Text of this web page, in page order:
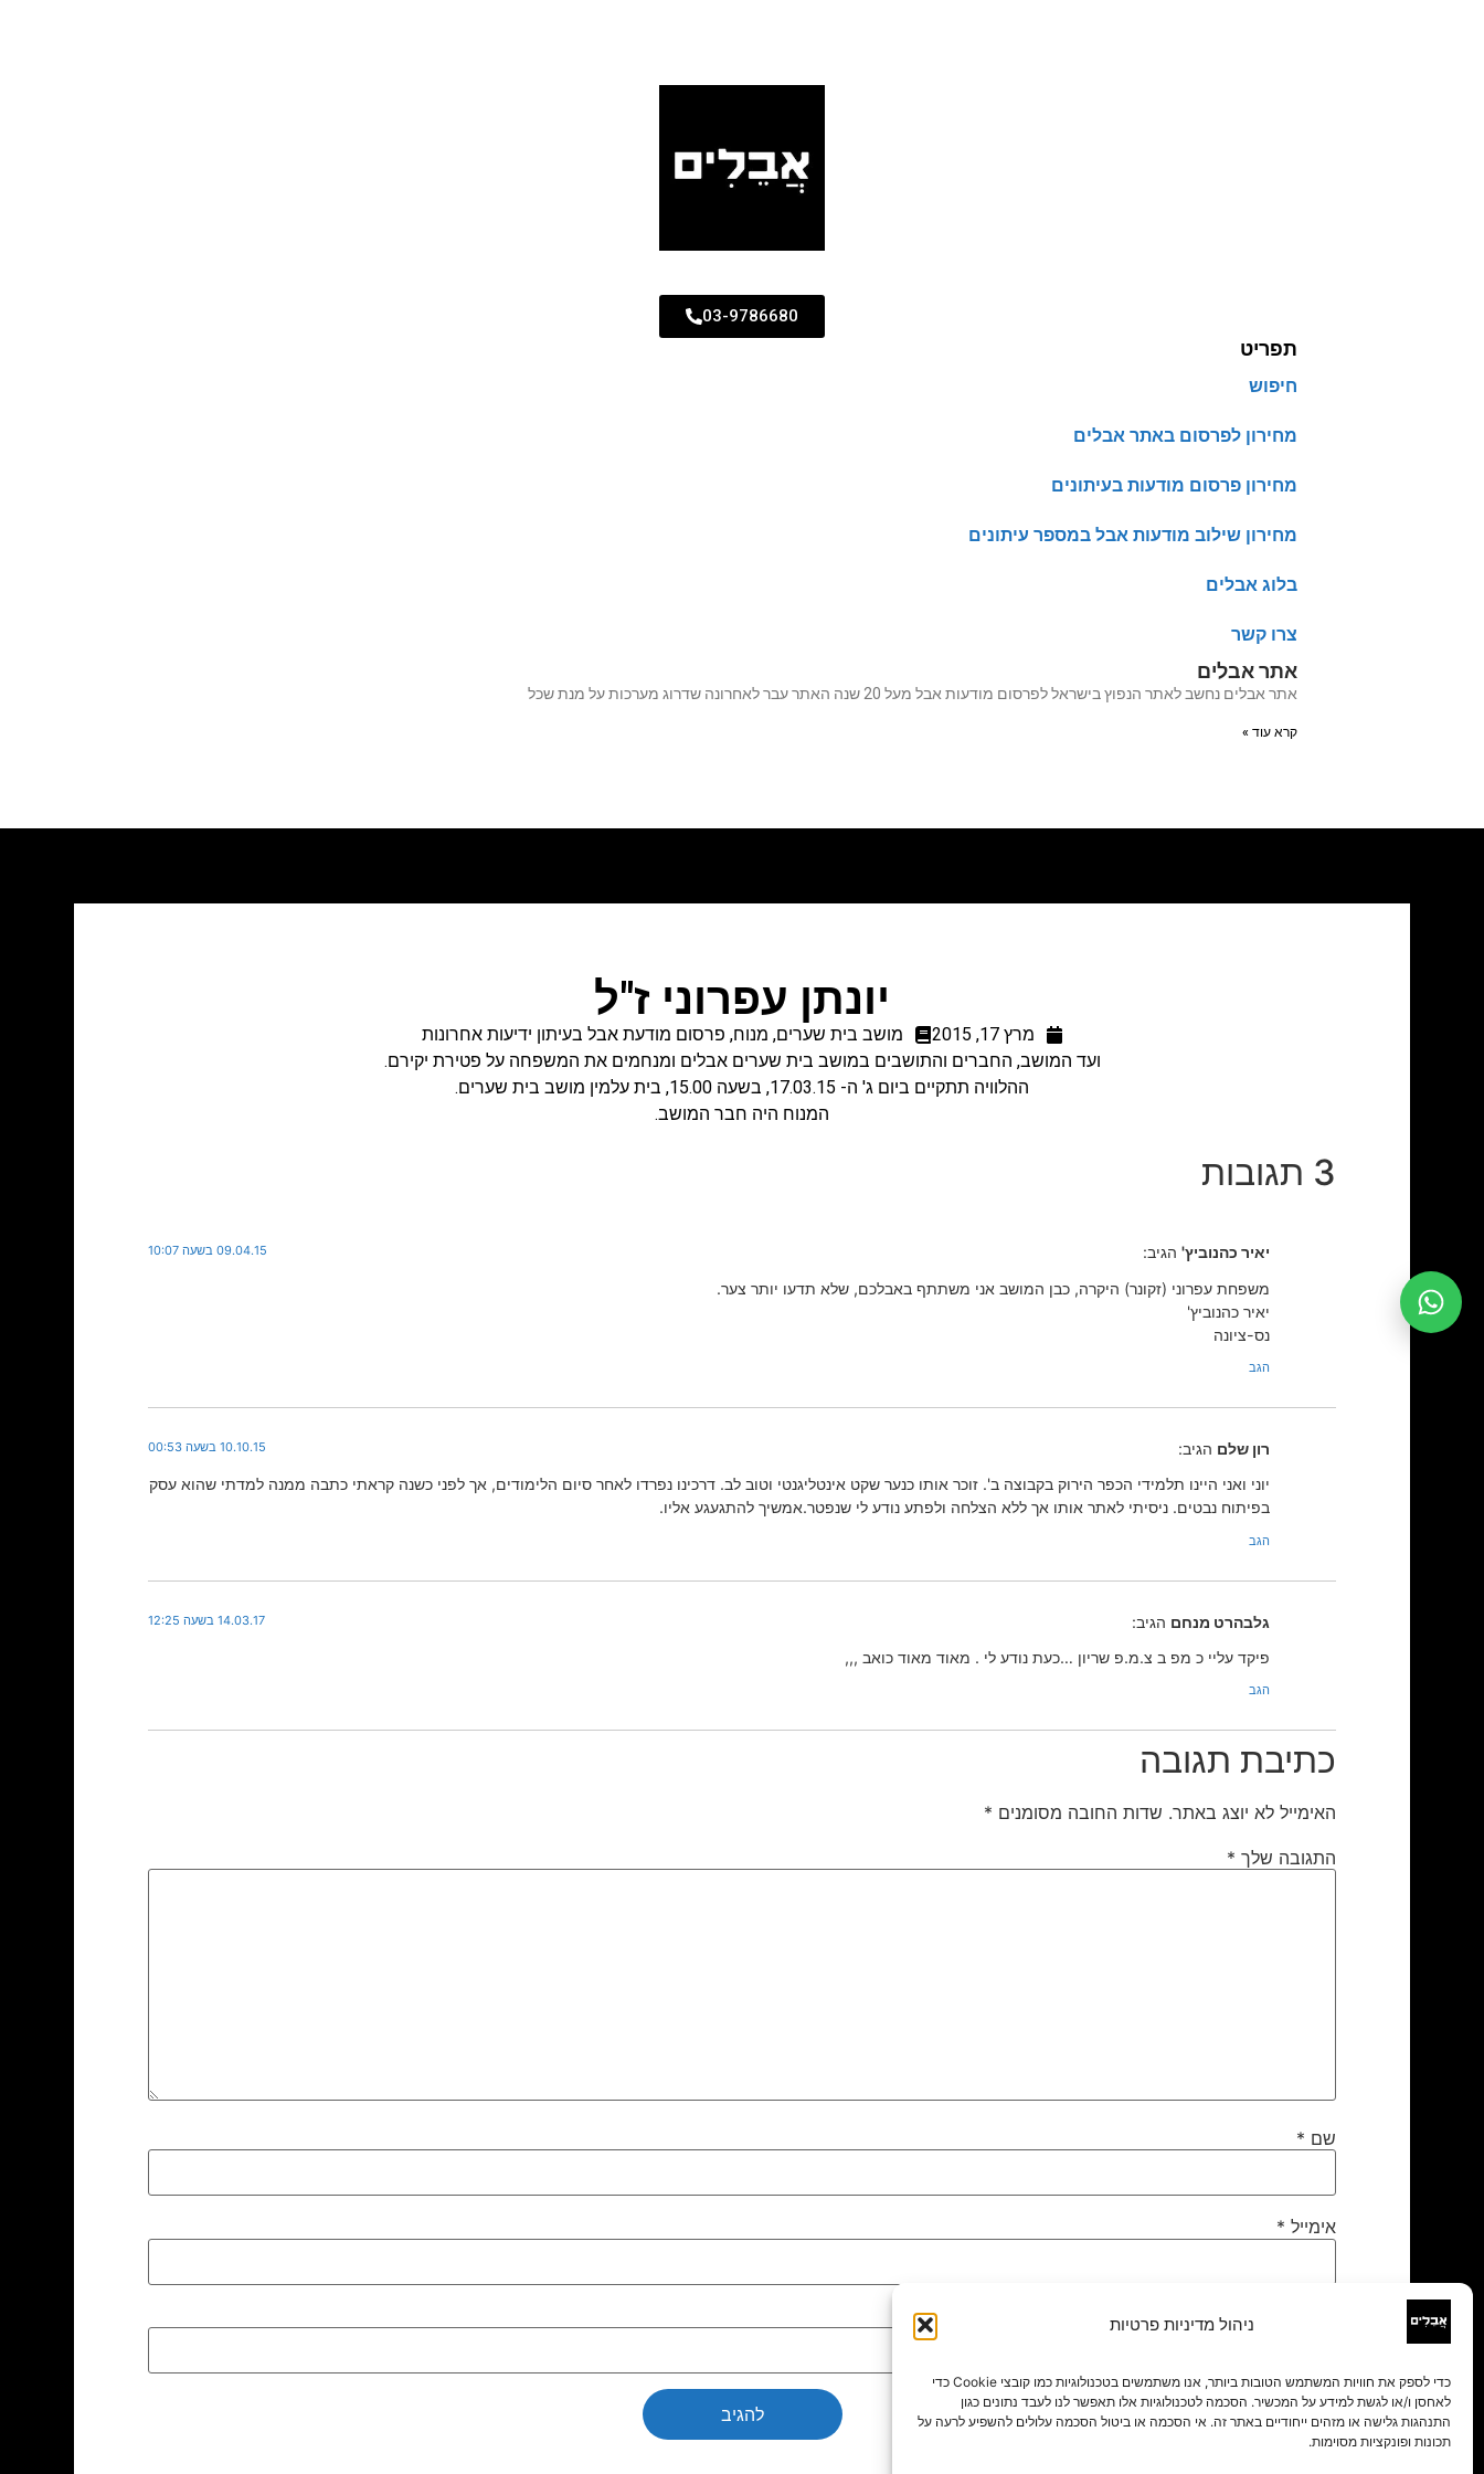
ניהול מדיניות פרטיות
כדי לספק את חוויות המשתמש הטובות ביותר, אנו משתמשים בטכנולוגיות כמו קובצי Cookie כדי
לאחסן ו/או לגשת למידע על המכשיר. הסכמה לטכנולוגיות אלו תאפשר לנו לעבד נתונים כגון
התנהגות גלישה או מזהים ייחודיים באתר זה. אי הסכמה או ביטול הסכמה עלולים להשפיע לרעה על
תכונות ופונקציות מסוימות.
03-9786680
תפריט
חיפוש
מחירון לפרסום באתר אבלים
מחירון פרסום מודעות בעיתונים
מחירון שילוב מודעות אבל במספר עיתונים
בלוג אבלים
צרו קשר
אתר אבלים
אתר אבלים נחשב לאתר הנפוץ בישראל לפרסום מודעות אבל מעל 20 שנה האתר עבר לאחרונה שדרוג מערכות על מנת שכל
קרא עוד »
יונתן עפרוני ז"ל
מרץ 17, 2015 מושב בית שערים, מנוח, פרסום מודעת אבל בעיתון ידיעות אחרונות
ועד המושב, החברים והתושבים במושב בית שערים אבלים ומנחמים את המשפחה על פטירת יקירם.
ההלוויה תתקיים ביום ג' ה- 17.03.15, בשעה 15.00, בית עלמין מושב בית שערים.
המנוח היה חבר המושב.
3 תגובות
יאיר כהנוביץ' הגיב: 09.04.15 בשעה 10:07
משפחת עפרוני (זקונר) היקרה, כבן המושב אני משתתף באבלכם, שלא תדעו יותר צער.
יאיר כהנוביץ'
נס-ציונה
הגב
רון שלם הגיב: 10.10.15 בשעה 00:53
יוני ואני היינו תלמידי הכפר הירוק בקבוצה ב'. זוכר אותו כנער שקט אינטליגנטי וטוב לב. דרכינו נפרדו לאחר סיום הלימודים, אך לפני כשנה קראתי כתבה ממנה למדתי שהוא עסק
בפיתוח נבטים. ניסיתי לאתר אותו אך ללא הצלחה ולפתע נודע לי שנפטר.אמשיך להתגעגע אליו.
הגב
גלבהרט מנחם הגיב: 14.03.17 בשעה 12:25
פיקד עליי כ מפ ב צ.מ.פ שריון …כעת נודע לי . מאוד מאוד כואב ,,,
הגב
כתיבת תגובה
האימייל לא יוצג באתר. שדות החובה מסומנים *
התגובה שלך *
שם *
אימייל *